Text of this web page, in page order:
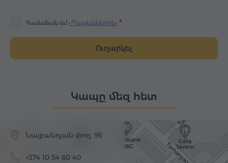
Համաձայն եմ «Պայմաններին»
Ուղարկել
Կապը մեզ հետ
Նալբանդյան փող. 96
+374 10 54 60 40